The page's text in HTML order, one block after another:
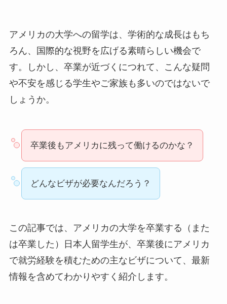
アメリカの大学への留学は、学術的な成長はもち
ろん、国際的な視野を広げる素晴らしい機会で
す。しかし、卒業が近づくにつれて、こんな疑問
や不安を感じる学生やご家族も多いのではないで
しょうか。
卒業後もアメリカに残って働けるのかな？
どんなビザが必要なんだろう？
この記事では、アメリカの大学を卒業する（また
は卒業した）日本人留学生が、卒業後にアメリカ
で就労経験を積むための主なビザについて、最新
情報を含めてわかりやすく紹介します。